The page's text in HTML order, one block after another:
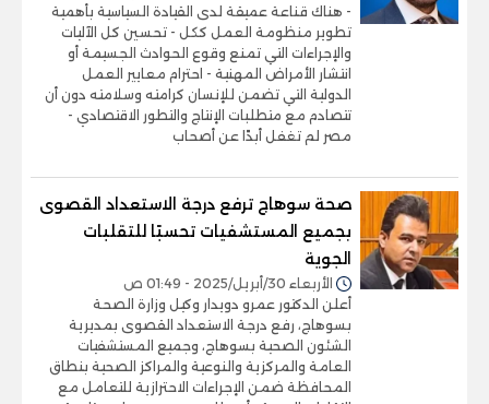
- هناك قناعة عميقة لدى القيادة السياسية بأهمية
تطوير منظومة العمل ككل - تحسين كل الآليات
والإجراءات التي تمنع وقوع الحوادث الجسيمة أو
انتشار الأمراض المهنية - احترام معايير العمل
الدولية التي تضمن للإنسان كرامته وسلامته دون أن
تتصادم مع متطلبات الإنتاج والتطور الاقتصادي -
مصر لم تغفل أبدًا عن أصحاب
صحة سوهاج ترفع درجة الاستعداد القصوى
بجميع المستشفيات تحسبًا للتقلبات
الجوية
الأربعاء 30/أبريل/2025 - 01:49 ص
أعلن الدكتور عمرو دويدار وكيل وزارة الصحة
بسوهاج، رفع درجة الاستعداد القصوى بمديرية
الشئون الصحية بسوهاج، وجميع المستشفيات
العامة والمركزية والنوعية والمراكز الصحية بنطاق
المحافظة ضمن الإجراءات الاحترازية للتعامل مع